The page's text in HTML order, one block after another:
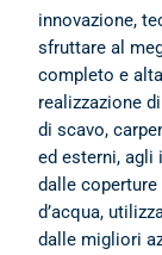
innovazione,
sfruttare al
completo e
realizzazione
di scavo,
ed esterni, agli
dalle
d’acqua,
dalle migliori